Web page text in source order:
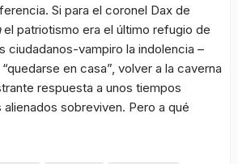
Si para el coronel Dax de
el patriotismo era el último refugio de
ciudadanos-vampiro la indolencia –
en casa”, volver a la caverna
respuesta a unos tiempos
sobreviven. Pero a qué